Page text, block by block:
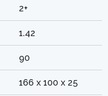
2+
1.42
90
166 x 100 x 25